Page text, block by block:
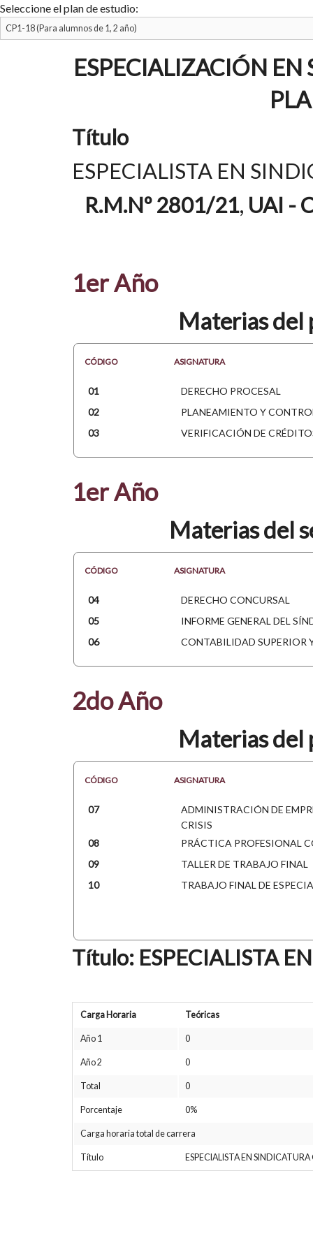
Seleccione el plan de estudio:
ESPECIALIZACIÓN
Título
ESPECIALISTA EN
R.M.Nº 2801/21, UAI -
1er Año
Materias del
CÓDIGO ASIGNATURA
01
DERECHO PROCESAL
02
PLANEAMIENTO Y
03
VERIFICACIÓN DE
1er Año
Materias del
CÓDIGO ASIGNATURA
04
DERECHO CONCURSAL
05
INFORME GENERAL DEL
06
CONTABILIDAD SUPERIOR
2do Año
Materias del
CÓDIGO ASIGNATURA
07
ADMINISTRACIÓN DE
CRISIS
08
PRÁCTICA PROFESIONAL
09
TALLER DE TRABAJO FINAL
10
TRABAJO FINAL DE
Título: ESPECIALISTA
Carga Horaria Teóricas
Año 1 0
Año 2 0
Total 0
Porcentaje 0%
Carga horaria total de carrera
Título ESPECIALISTA EN